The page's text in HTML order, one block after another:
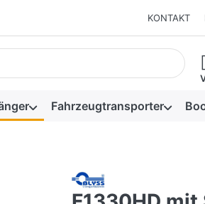
KONTAKT
tippen, erscheinen automatisch
Fahrzeugtransporter